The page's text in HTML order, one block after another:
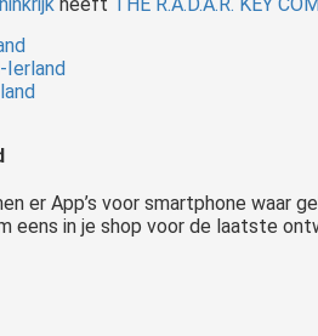
Ierland
er App’s voor smartphone waar
eens in je shop voor de laatste